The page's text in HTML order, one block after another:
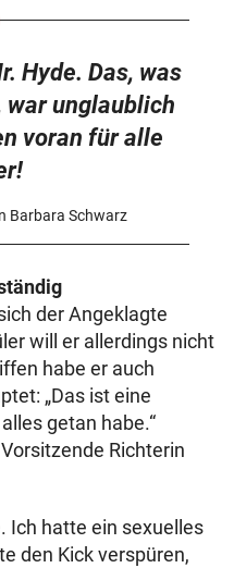
Hyde. Das, was
war unglaublich
voran für alle
Barbara Schwarz
der Angeklagte
will er allerdings nicht
habe er auch
„Das ist eine
getan habe.“
Richterin
Ich hatte ein sexuelles
den Kick verspüren,